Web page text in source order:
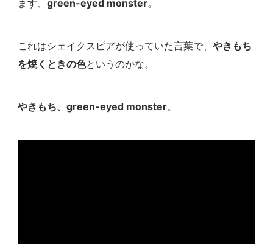
ます、 green-eyed monster。
これはシェイクスピアが使っていた言葉で、 やきもち
を焼くときの色というのかな。
やきもち、green-eyed monster。